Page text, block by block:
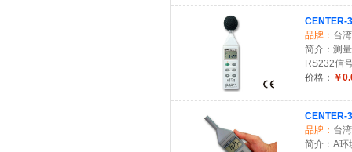
CENTER-
品牌： 台
简介：测
RS232信
价格： ￥
CENTER-
品牌： 台
简介：A环